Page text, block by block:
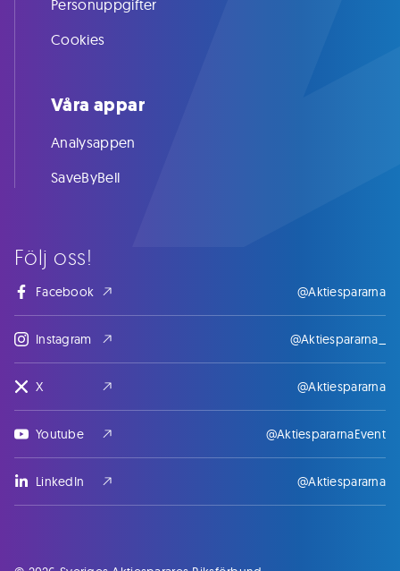
Följ oss!
Facebook @Aktiespararna
Instagram @Aktiespararna_
X @Aktiespararna
Youtube @AktiespararnaEvent
LinkedIn @Aktiespararna
Personuppgifter
Cookies
Våra appar
Analysappen
SaveByBell